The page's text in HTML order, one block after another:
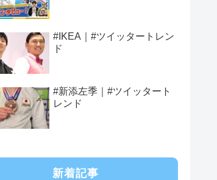
#IKEA｜#ツイッタートレン
ド
#新添左季｜#ツイッタート
レンド
新着記事